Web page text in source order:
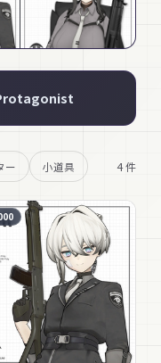
Protagonist
ー 小道具 4件